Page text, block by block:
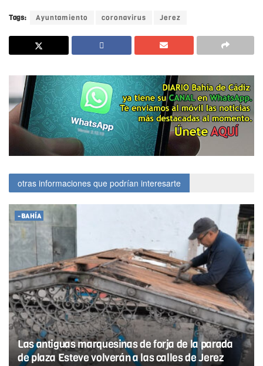
Tags: Ayuntamiento coronavirus Jerez
otras informaciones que podrían interesarte
-BAHÍA
Las antiguas marquesinas de forja de la parada
de plaza Esteve volverán a las calles de Jerez